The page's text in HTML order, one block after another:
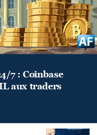
7 : Coinbase
aux traders